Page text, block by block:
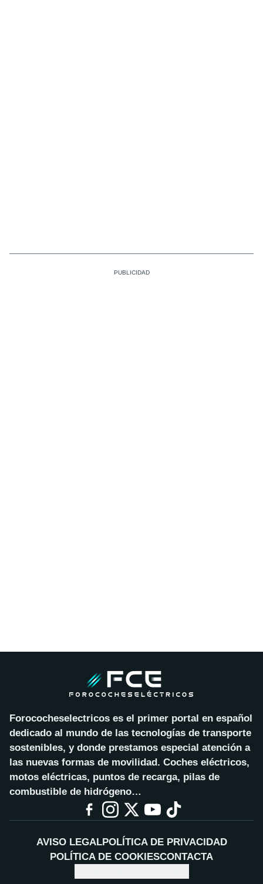
Forococheselectricos es el primer portal en español
dedicado al mundo de las tecnologías de transporte
sostenibles, y donde prestamos especial atención a
las nuevas formas de movilidad. Coches eléctricos,
motos eléctricas, puntos de recarga, pilas de
combustible de hidrógeno…
AVISO LEGALPOLÍTICA DE PRIVACIDAD
POLÍTICA DE COOKIESCONTACTA